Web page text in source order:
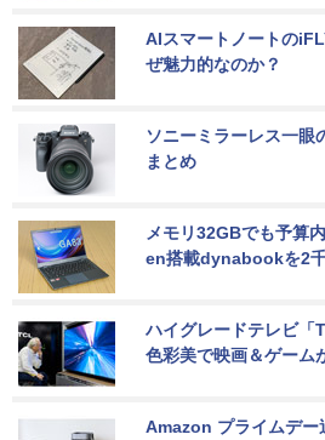
AIスマートノートの
ぜ魅力的なのか？
ソニーミラーレス一眼
まとめ
メモリ32GBでも予算
en搭載dynabookを2
ハイグレードテレビ「
色彩美で映画＆ゲーム
Amazon プライムデ